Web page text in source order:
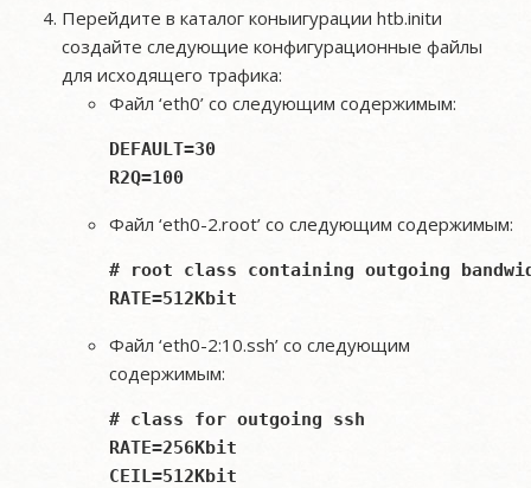
Перейдите в каталог коныигурации htb.initи
создайте следующие конфигурационные файлы
для исходящего трафика:
Файл ‘eth0’ со следующим содержимым:
DEFAULT=30
Файл ‘eth0-2.root’ со следующим содержимым:
# root class containing outgoing
Файл ‘eth0-2:10.ssh’ со следующим
содержимым:
# class for outgoing ssh
RATE=256Kbit
CEIL=512Kbit